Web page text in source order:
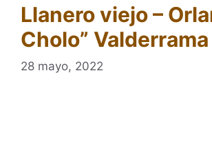
Llanero viejo –
Cholo” Valderrama
28 mayo, 2022